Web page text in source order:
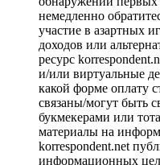
немедленно
участие в азартных
доходов или
ресурс
и/или виртуальные
какой форме оплату
связаны/могут быть
букмекерами или
материалы на
korrespondent.net
информационных